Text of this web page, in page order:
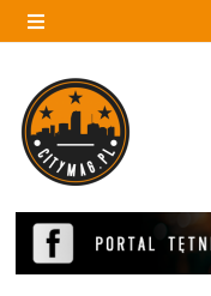
Skip
to
MENU